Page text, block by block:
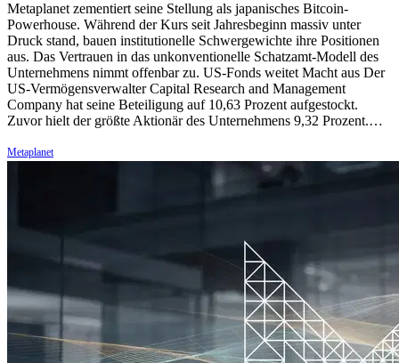
Metaplanet zementiert seine Stellung als japanisches Bitcoin-
Powerhouse. Während der Kurs seit Jahresbeginn massiv unter
Druck stand, bauen institutionelle Schwergewichte ihre Positionen
aus. Das Vertrauen in das unkonventionelle Schatzamt-Modell des
Unternehmens nimmt offenbar zu. US-Fonds weitet Macht aus Der
US-Vermögensverwalter Capital Research and Management
Company hat seine Beteiligung auf 10,63 Prozent aufgestockt.
Zuvor hielt der größte Aktionär des Unternehmens 9,32 Prozent.…
Metaplanet